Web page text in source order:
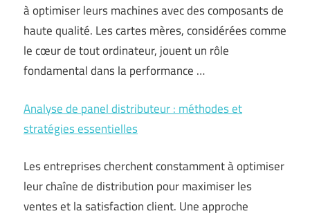
à optimiser leurs machines avec des composants de
haute qualité. Les cartes mères, considérées comme
le cœur de tout ordinateur, jouent un rôle
fondamental dans la performance …
Analyse de panel distributeur : méthodes et
stratégies essentielles
Les entreprises cherchent constamment à optimiser
leur chaîne de distribution pour maximiser les
ventes et la satisfaction client. Une approche